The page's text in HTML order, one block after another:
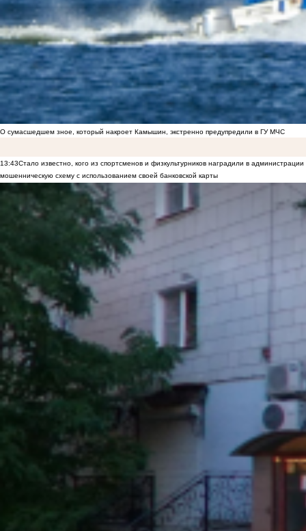
О сумасшедшем зное, который накроет Камышин, экстренно предупредили в ГУ МЧС
13:43Стало известно, кого из спортсменов и физкультурников наградили в
мошенническую схему с использованием своей банковской карты